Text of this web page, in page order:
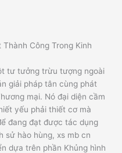
tư tưởng trừu tượng ngoài
giải pháp tân cùng phát
mại. Nó đại diện cầm
yếu phải thiết cơ mà
đang đạt được tác dụng
sử hào hùng, xs mb cn
dựa trên phần Khủng hình